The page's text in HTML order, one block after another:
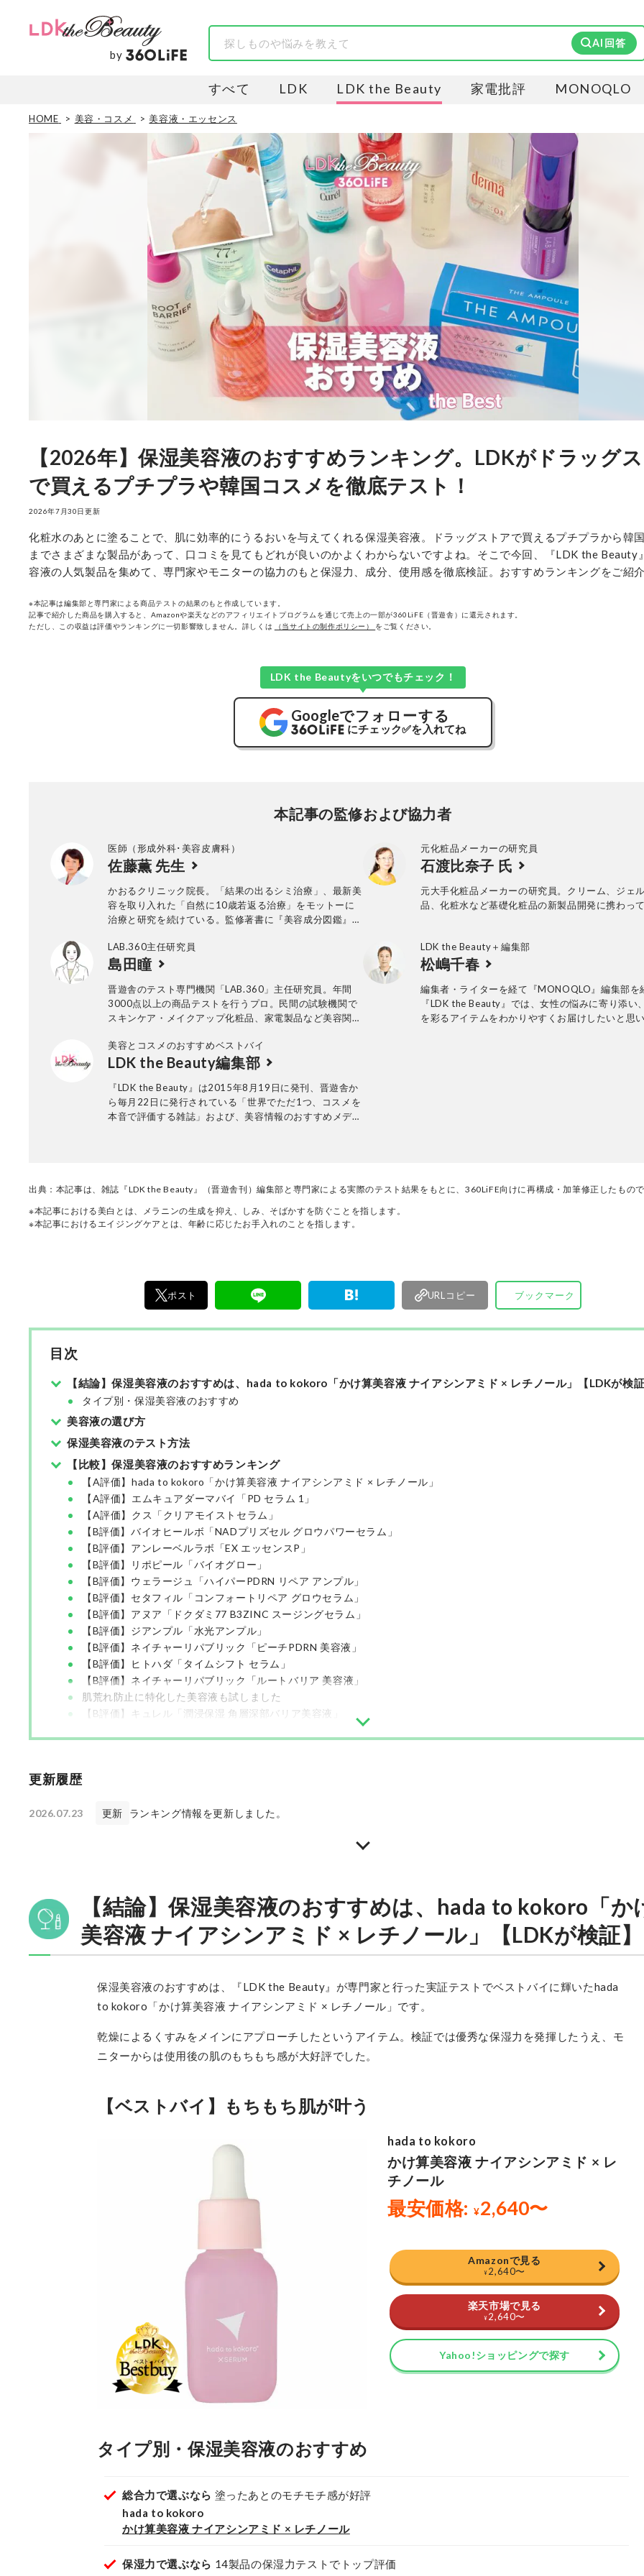
by
AI回答
すべて LDK LDK the Beauty 家電批評 MONOQLO
HOME 美容・コスメ 美容液・エッセンス
【2026年】保湿美容液のおすすめランキング。LDKがドラッグ
で買えるプチプラや韓国コスメを徹底テスト！
2026年7月30日更新
化粧水のあとに塗ることで、肌に効率的にうるおいを与えてくれる保湿美容液。ドラッグストアで買えるプチプラから韓
までさまざまな製品があって、口コミを見てもどれが良いのかよくわからないですよね。そこで今回、『LDK the Beauty
容液の人気製品を集めて、専門家やモニターの協力のもと保湿力、成分、使用感を徹底検証。おすすめランキングをご紹
※本記事は編集部と専門家による商品テストの結果のもと作成しています。
記事で紹介した商品を購入すると、Amazonや楽天などのアフィリエイトプログラムを通じて売上の一部が360LiFE（晋遊舎）に還元されます。
ただし、この収益は評価やランキングに一切影響致しません。詳しくは
（当サイトの制作ポリシー） をご覧ください。
LDK the Beautyをいつでもチェック！
Googleでフォローする
にチェック✅を入れてね
本記事の監修および協力者
医師（形成外科･美容皮膚科）
佐藤薫 先生
かおるクリニック院長。「結果の出るシミ治療」、最新美
容を取り入れた「自然に10歳若返る治療」をモットーに
治療と研究を続けている。監修著書に『美容成分図鑑』
元化粧品メーカーの研究員
石渡比奈子 氏
元大手化粧品メーカーの研究員。クリーム、ジェ
品、化粧水など基礎化粧品の新製品開発に携わっ
LAB.360主任研究員
島田瞳
晋遊舎のテスト専門機関「LAB.360」主任研究員。年間
3000点以上の商品テストを行うプロ。民間の試験機関で
スキンケア・メイクアップ化粧品、家電製品など美容関連
う。メーカーや出版社からの依頼試験に従事し、ユニーク
なビジュアル性を伴う分かりやすい評価作成に努め、業界
心がけている。
LDK the Beauty＋編集部
松嶋千春
編集者・ライターを経て『MONOQLO』編集部を
『LDK the Beauty』では、女性の悩みに寄り添い
を彩るアイテムをわかりやすくお届けしたいと思
美容とコスメのおすすめベストバイ
LDK the Beauty編集部
『LDK the Beauty』は2015年8月19日に発刊、晋遊舎か
ら毎月22日に発行されている「世界でただ1つ、コスメを
本音で評価する雑誌」および、美容情報のおすすめメディ
『LDK』と同様、メーカーに忖度する事なく、編集部と専
費者におすすめな美容情報をお届け。約15名の編集体制
で日々の検証・記事制作を行っています。
出典：本記事は、雑誌『LDK the Beauty』（晋遊舎刊）編集部と専門家による実際のテスト結果をもとに、360LiFE向けに再構成・加筆修正したもの
※本記事における美白とは、メラニンの生成を抑え、しみ、そばかすを防ぐことを指します。
※本記事におけるエイジングケアとは、年齢に応じたお手入れのことを指します。
ポスト URLコピー ブックマーク
目次
【結論】保湿美容液のおすすめは、hada to kokoro「かけ算美容液 ナイアシンアミド × レチノール」【LDKが検
タイプ別・保湿美容液のおすすめ
美容液の選び方
保湿美容液のテスト方法
【比較】保湿美容液のおすすめランキング
【A評価】hada to kokoro「かけ算美容液 ナイアシンアミド × レチノール」
【A評価】エムキュアダーマバイ「PD セラム 1」
【A評価】クス「クリアモイストセラム」
【B評価】バイオヒールボ「NADプリズセル グロウパワーセラム」
【B評価】アンレーベルラボ「EX エッセンスP」
【B評価】リポピール「バイオグロー」
【B評価】ウェラージュ「ハイパーPDRN リペア アンプル」
【B評価】セタフィル「コンフォートリペア グロウセラム」
【B評価】アヌア「ドクダミ77 B3ZINC スージングセラム」
【B評価】ジアンプル「水光アンプル」
【B評価】ネイチャーリパブリック「ピーチPDRN 美容液」
【B評価】ヒトハダ「タイムシフト セラム」
【B評価】ネイチャーリパブリック「ルートバリア 美容液」
肌荒れ防止に特化した美容液も試しました
【B評価】キュレル「潤浸保湿 角層深部バリア美容液」
更新履歴
2026.07.23 更新 ランキング情報を更新しました。
【結論】保湿美容液のおすすめは、hada to kokoro「か
美容液 ナイアシンアミド × レチノール」【LDKが検証】
保湿美容液のおすすめは、『LDK the Beauty』が専門家と行った実証テストでベストバイに輝いたhada
to kokoro「かけ算美容液 ナイアシンアミド × レチノール」です。
乾燥によるくすみをメインにアプローチしたというアイテム。検証では優秀な保湿力を発揮したうえ、モ
ニターからは使用後の肌のもちもち感が大好評でした。
【ベストバイ】もちもち肌が叶う
最安価格:
Amazonで見る
¥ 2,640〜
楽天市場で見る
¥ 2,640〜
Yahoo!ショッピングで探す
タイプ別・保湿美容液のおすすめ
総合力で選ぶなら 塗ったあとのモチモチ感が好評
hada to kokoro
かけ算美容液 ナイアシンアミド × レチノール
保湿力で選ぶなら 14製品の保湿力テストでトップ評価